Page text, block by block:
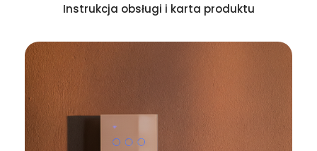
Instrukcja obsługi i karta produktu